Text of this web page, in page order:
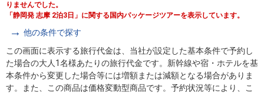
りませんでした。
「静岡発 志摩 2泊3日」に関する国内パッケージツアーを表示しています。
他の条件で探す
この画面に表示する旅行代金は、当社が設定した基本条件で予約し
た場合の大人1名様あたりの旅行代金です。新幹線や宿・ホテルを基
本条件から変更した場合等には増額または減額となる場合がありま
す。また、この商品は価格変動型商品です。予約状況等により、こ